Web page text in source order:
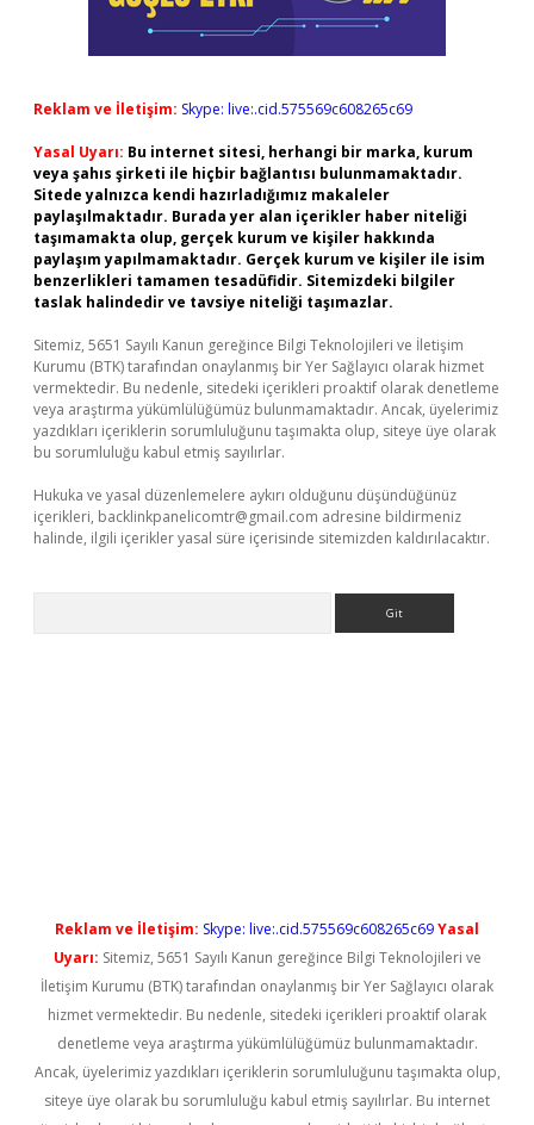
Reklam ve İletişim: Skype: live:.cid.575569c608265c69
Yasal Uyarı: Bu internet sitesi, herhangi bir marka, kurum
veya şahıs şirketi ile hiçbir bağlantısı bulunmamaktadır.
Sitede yalnızca kendi hazırladığımız makaleler
paylaşılmaktadır. Burada yer alan içerikler haber niteliği
taşımamakta olup, gerçek kurum ve kişiler hakkında
paylaşım yapılmamaktadır. Gerçek kurum ve kişiler ile isim
benzerlikleri tamamen tesadüfidir. Sitemizdeki bilgiler
taslak halindedir ve tavsiye niteliği taşımazlar.
Sitemiz, 5651 Sayılı Kanun gereğince Bilgi Teknolojileri ve İletişim
Kurumu (BTK) tarafından onaylanmış bir Yer Sağlayıcı olarak hizmet
vermektedir. Bu nedenle, sitedeki içerikleri proaktif olarak denetleme
veya araştırma yükümlülüğümüz bulunmamaktadır. Ancak, üyelerimiz
yazdıkları içeriklerin sorumluluğunu taşımakta olup, siteye üye olarak
bu sorumluluğu kabul etmiş sayılırlar.
Hukuka ve yasal düzenlemelere aykırı olduğunu düşündüğünüz
içerikleri, backlinkpanelicomtr@gmail.com adresine bildirmeniz
halinde, ilgili içerikler yasal süre içerisinde sitemizden kaldırılacaktır.
Reklam ve İletişim: Skype: live:.cid.575569c608265c69Yasal
Uyarı: Sitemiz, 5651 Sayılı Kanun gereğince Bilgi Teknolojileri ve
İletişim Kurumu (BTK) tarafından onaylanmış bir Yer Sağlayıcı olarak
hizmet vermektedir. Bu nedenle, sitedeki içerikleri proaktif olarak
denetleme veya araştırma yükümlülüğümüz bulunmamaktadır.
Ancak, üyelerimiz yazdıkları içeriklerin sorumluluğunu taşımakta olup,
siteye üye olarak bu sorumluluğu kabul etmiş sayılırlar. Bu internet